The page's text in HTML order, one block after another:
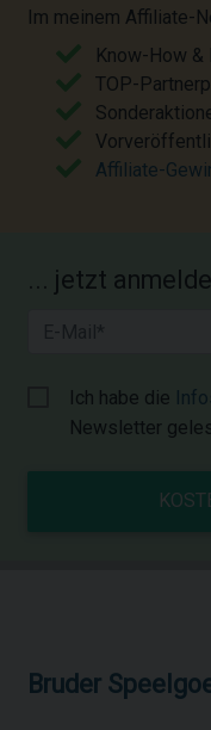
Im meinem Affiliate-
Know-How &
TOP-
Affiliate-
... jetzt
Ich habe die
Newsletter
Bruder